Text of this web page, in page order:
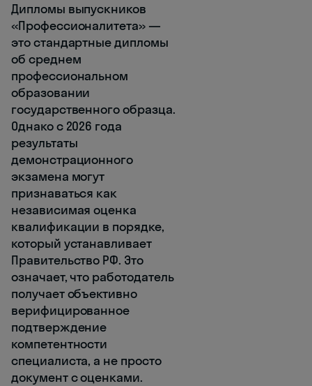
Дипломы выпускников
«Профессионалитета» —
это стандартные дипломы
об среднем
профессиональном
образовании
государственного образца.
Однако с 2026 года
результаты
демонстрационного
экзамена могут
признаваться как
независимая оценка
квалификации в порядке,
который устанавливает
Правительство РФ. Это
означает, что работодатель
получает объективно
верифицированное
подтверждение
компетентности
специалиста, а не просто
документ с оценками.